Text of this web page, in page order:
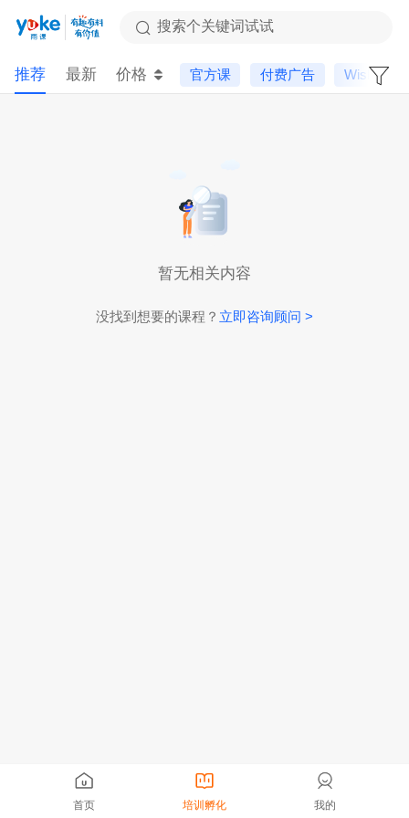
搜索个关键词试试
推荐 最新 价格 官方课 付费广告 Wish
暂无相关内容
没找到想要的课程？ 立即咨询顾问 >
首页 培训孵化 我的